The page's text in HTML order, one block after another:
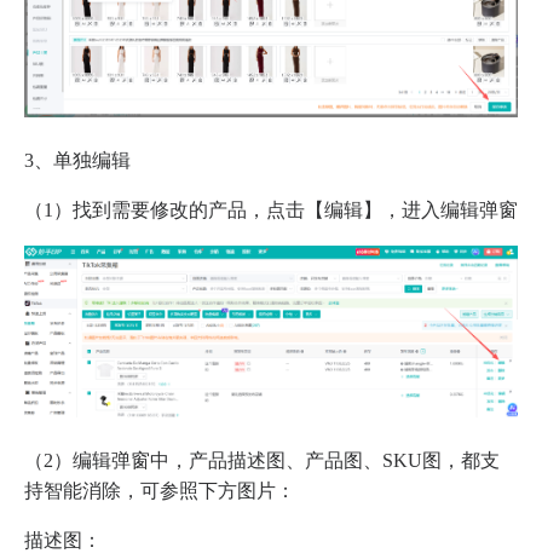
3、单独编辑
（1）找到需要修改的产品，点击【编辑】，进入编辑弹窗
（2）编辑弹窗中，产品描述图、产品图、SKU图，都支
持智能消除，可参照下方图片：
描述图：